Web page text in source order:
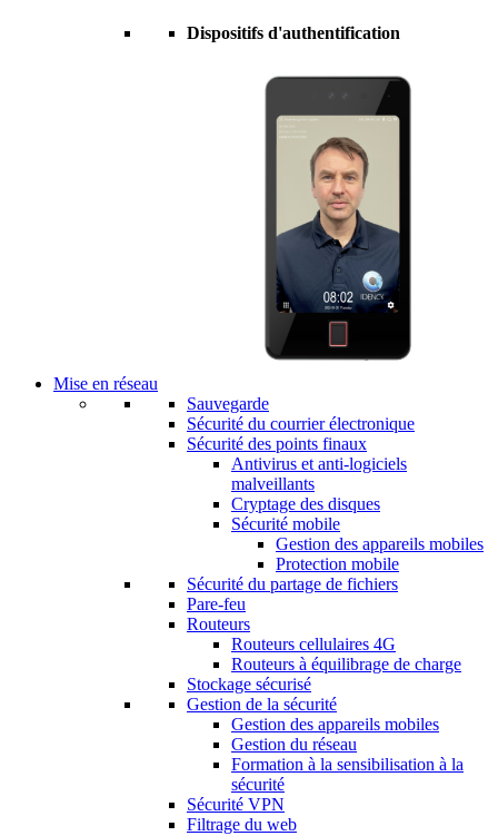
Dispositifs d'authentification
Mise en réseau
Sauvegarde
Sécurité du courrier électronique
Sécurité des points finaux
Antivirus et anti-logiciels
malveillants
Cryptage des disques
Sécurité mobile
Gestion des appareils mobiles
Protection mobile
Sécurité du partage de fichiers
Pare-feu
Routeurs
Routeurs cellulaires 4G
Routeurs à équilibrage de charge
Stockage sécurisé
Gestion de la sécurité
Gestion des appareils mobiles
Gestion du réseau
Formation à la sensibilisation à la
sécurité
Sécurité VPN
Filtrage du web